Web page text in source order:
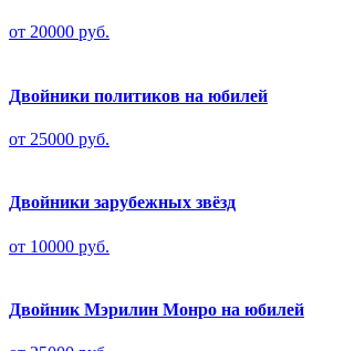
от 20000 руб.
Двойники политиков на юбилей
от 25000 руб.
Двойники зарубежных звёзд
от 10000 руб.
Двойник Мэрилин Монро на юбилей